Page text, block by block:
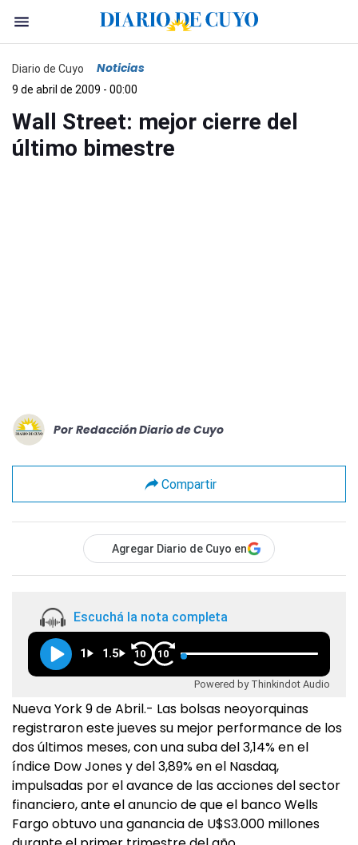
Diario de Cuyo Noticias
9 de abril de 2009 - 00:00
Wall Street: mejor cierre del
último bimestre
Por Redacción Diario de Cuyo
Compartir
Agregar Diario de Cuyo en
Escuchá la nota completa
1 1.5 10 10
Powered by Thinkindot Audio
Nueva York 9 de Abril.- Las bolsas neoyorquinas
registraron este jueves su mejor performance de los
dos últimos meses, con una suba del 3,14% en el
índice Dow Jones y del 3,89% en el Nasdaq,
impulsadas por el avance de las acciones del sector
financiero, ante el anuncio de que el banco Wells
Fargo obtuvo una ganancia de U$S3.000 millones